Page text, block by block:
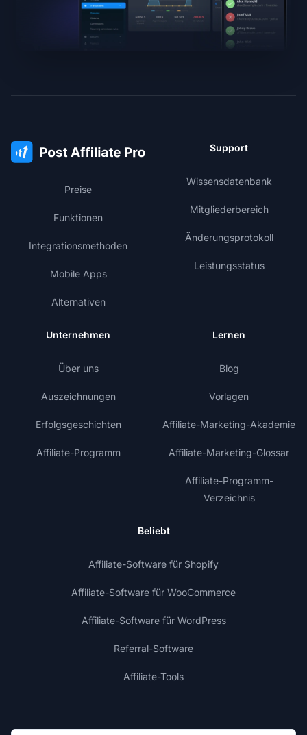
Preise
Funktionen
Integrationsmethoden
Mobile Apps
Alternativen
Support
Wissensdatenbank
Mitgliederbereich
Änderungsprotokoll
Leistungsstatus
Unternehmen
Über uns
Auszeichnungen
Erfolgsgeschichten
Affiliate-Programm
Lernen
Blog
Vorlagen
Affiliate-Marketing-Akademie
Affiliate-Marketing-Glossar
Affiliate-Programm-
Verzeichnis
Beliebt
Affiliate-Software für Shopify
Affiliate-Software für WooCommerce
Affiliate-Software für WordPress
Referral-Software
Affiliate-Tools